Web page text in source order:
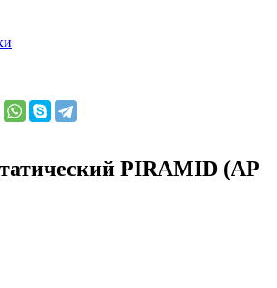
PIRAMID (АР